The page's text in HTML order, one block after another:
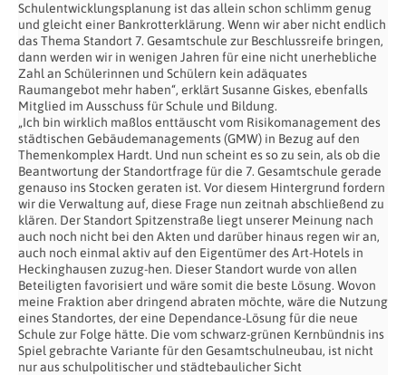
Schulentwicklungsplanung ist das allein schon schlimm genug
und gleicht einer Bankrotterklärung. Wenn wir aber nicht endlich
das Thema Standort 7. Gesamtschule zur Beschlussreife bringen,
dann werden wir in wenigen Jahren für eine nicht unerhebliche
Zahl an Schülerinnen und Schülern kein adäquates
Raumangebot mehr haben“, erklärt Susanne Giskes, ebenfalls
Mitglied im Ausschuss für Schule und Bildung.
„Ich bin wirklich maßlos enttäuscht vom Risikomanagement des
städtischen Gebäudemanagements (GMW) in Bezug auf den
Themenkomplex Hardt. Und nun scheint es so zu sein, als ob die
Beantwortung der Standortfrage für die 7. Gesamtschule gerade
genauso ins Stocken geraten ist. Vor diesem Hintergrund fordern
wir die Verwaltung auf, diese Frage nun zeitnah abschließend zu
klären. Der Standort Spitzenstraße liegt unserer Meinung nach
auch noch nicht bei den Akten und darüber hinaus regen wir an,
auch noch einmal aktiv auf den Eigentümer des Art-Hotels in
Heckinghausen zuzug-hen. Dieser Standort wurde von allen
Beteiligten favorisiert und wäre somit die beste Lösung. Wovon
meine Fraktion aber dringend abraten möchte, wäre die Nutzung
eines Standortes, der eine Dependance-Lösung für die neue
Schule zur Folge hätte. Die vom schwarz-grünen Kernbündnis ins
Spiel gebrachte Variante für den Gesamtschulneubau, ist nicht
nur aus schulpolitischer und städtebaulicher Sicht